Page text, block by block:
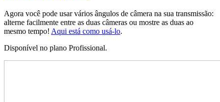
Agora você pode usar vários ângulos de câmera na sua transmissão:
alterne facilmente entre as duas câmeras ou mostre as duas ao
mesmo tempo! Aqui está como usá-lo.
Disponível no plano Profissional.